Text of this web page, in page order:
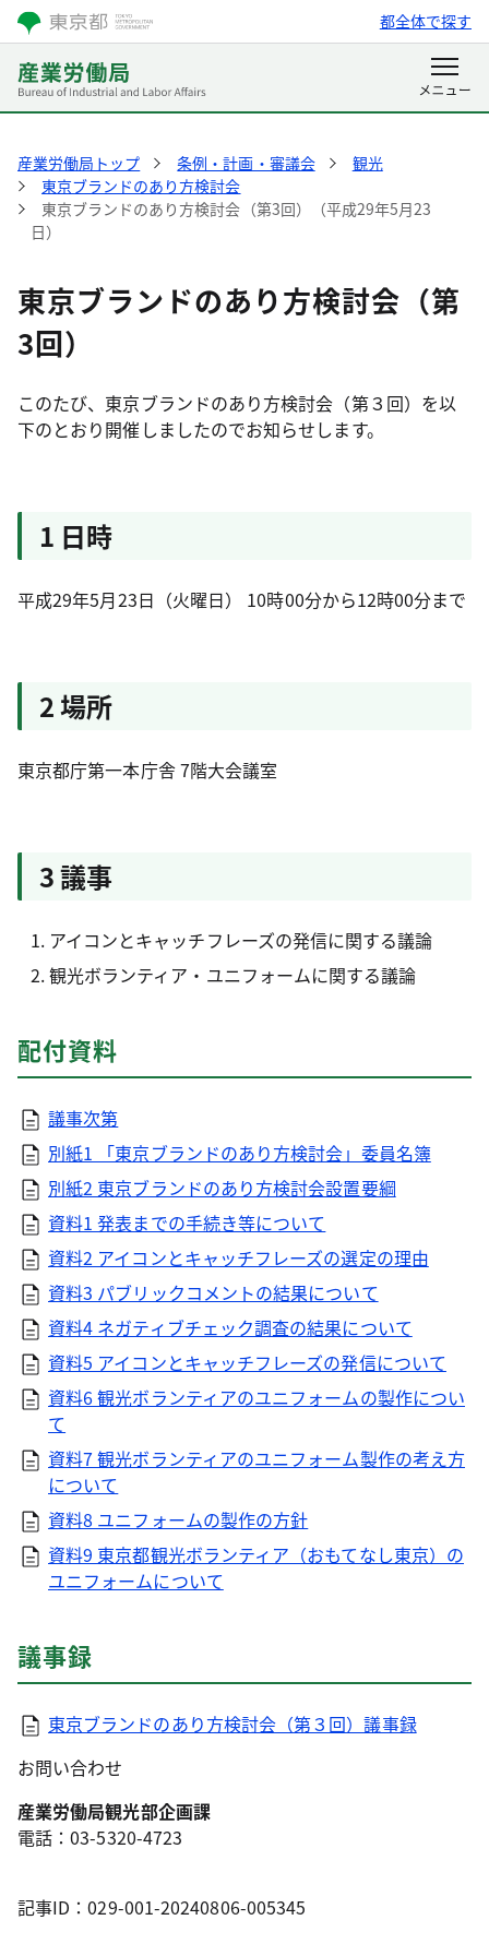
都全体で探す
産業労働局トップ 条例・計画・審議会
観光
東京ブランドのあり方検討会
東京ブランドのあり方検討会（第3回）（平成29年5月23
日）
東京ブランドのあり方検討会（第
3回）
このたび、東京ブランドのあり方検討会（第３回）を以
下のとおり開催しましたのでお知らせします。
1 日時
平成29年5月23日（火曜日） 10時00分から12時00分まで
2 場所
東京都庁第一本庁舎 7階大会議室
3 議事
アイコンとキャッチフレーズの発信に関する議論
観光ボランティア・ユニフォームに関する議論
配付資料
議事次第
別紙1 「東京ブランドのあり方検討会」委員名簿
別紙2 東京ブランドのあり方検討会設置要綱
資料1 発表までの手続き等について
資料2 アイコンとキャッチフレーズの選定の理由
資料3 パブリックコメントの結果について
資料4 ネガティブチェック調査の結果について
資料5 アイコンとキャッチフレーズの発信について
資料6 観光ボランティアのユニフォームの製作につい
て
資料7 観光ボランティアのユニフォーム製作の考え方
について
資料8 ユニフォームの製作の方針
資料9 東京都観光ボランティア（おもてなし東京）の
ユニフォームについて
議事録
東京ブランドのあり方検討会（第３回）議事録
お問い合わせ
産業労働局観光部企画課
電話：03-5320-4723
記事ID：029-001-20240806-005345